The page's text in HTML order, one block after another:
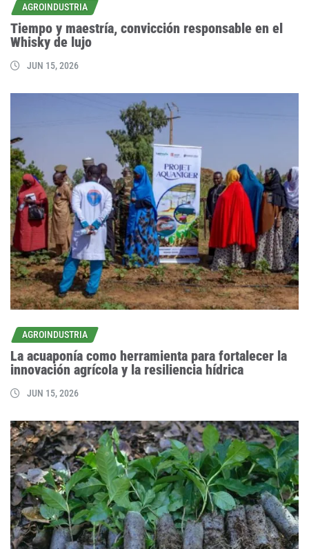
AGROINDUSTRIA
Tiempo y maestría, convicción responsable en el
Whisky de lujo
JUN 15, 2026
AGROINDUSTRIA
La acuaponía como herramienta para fortalecer la
innovación agrícola y la resiliencia hídrica
JUN 15, 2026